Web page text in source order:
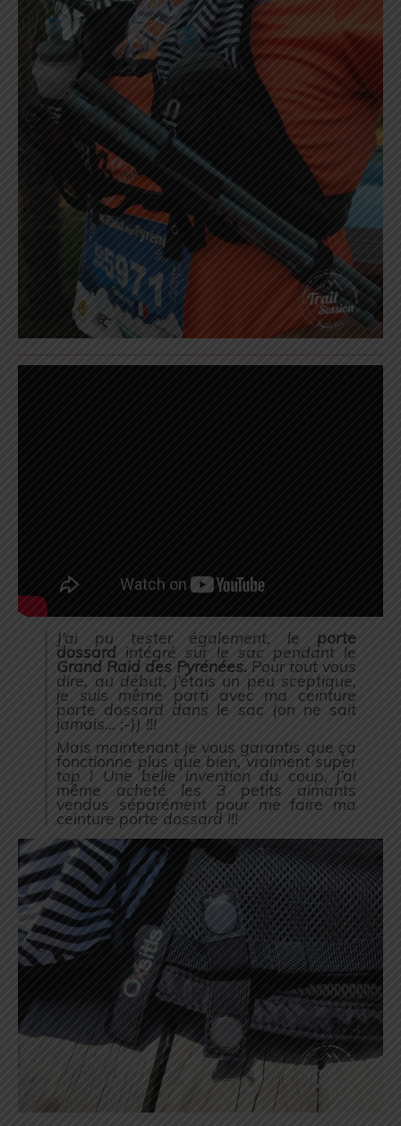
J’ai pu tester également, le porte
dossard intégré sur le sac pendant le
Grand Raid des Pyrénées. Pour tout vous
dire, au début, j’étais un peu sceptique,
je suis même parti avec ma ceinture
porte dossard dans le sac (on ne sait
jamais… ;-)) !!!
Mais maintenant je vous garantis que ça
fonctionne plus que bien, vraiment super
top ! Une belle invention du coup, j’ai
même acheté les 3 petits aimants
vendus séparément pour me faire ma
ceinture porte dossard !!!